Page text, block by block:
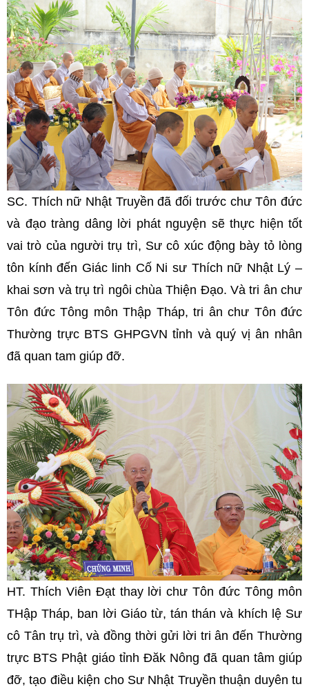
SC. Thích nữ Nhật Truyền đã đối trước chư Tôn đức
và đạo tràng dâng lời phát nguyện sẽ thực hiện tốt
vai trò của người trụ trì, Sư cô xúc động bày tỏ lòng
tôn kính đến Giác linh Cố Ni sư Thích nữ Nhật Lý –
khai sơn và trụ trì ngôi chùa Thiện Đạo. Và tri ân chư
Tôn đức Tông môn Thập Tháp, tri ân chư Tôn đức
Thường trực BTS GHPGVN tỉnh và quý vị ân nhân
đã quan tam giúp đỡ.
HT. Thích Viên Đạt thay lời chư Tôn đức Tông môn
THập Tháp, ban lời Giáo từ, tán thán và khích lệ Sư
cô Tân trụ trì, và đồng thời gửi lời tri ân đến Thường
trực BTS Phật giáo tỉnh Đăk Nông đã quan tâm giúp
đỡ, tạo điều kiện cho Sư Nhật Truyền thuận duyên tu